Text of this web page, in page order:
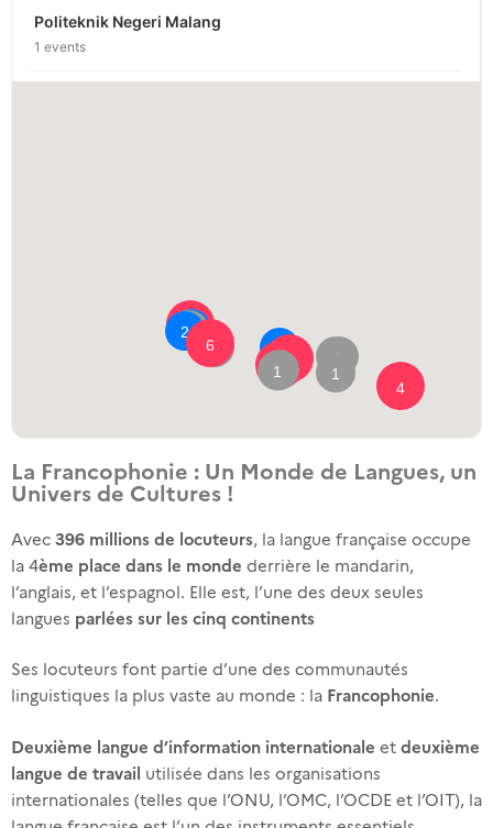
Politeknik Negeri Malang
1 events
Institut français d'Indonésie - Yogyakarta
Hôtel Porta / My Little Warung - Yogyakarta
1 events
1 events
Lokananta - Solo
SMKN 12 Surabaya
Institut français d'Indonésie - Surabaya
1 events
La Francophonie : Un Monde de Langues, un
Univers de Cultures !
Avec 396 millions de locuteurs, la langue française occupe
la 4ème place dans le monde derrière le mandarin,
l’anglais, et l’espagnol. Elle est, l’une des deux seules
langues parlées sur les cinq continents
Ses locuteurs font partie d’une des communautés
linguistiques la plus vaste au monde : la Francophonie.
Deuxième langue d’information internationale et deuxième
langue de travail utilisée dans les organisations
internationales (telles que l’ONU, l’OMC, l’OCDE et l’OIT), la